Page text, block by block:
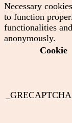
Necessary
to function
functionalities
anonymously.
Cookie
_GRECAPTCHA